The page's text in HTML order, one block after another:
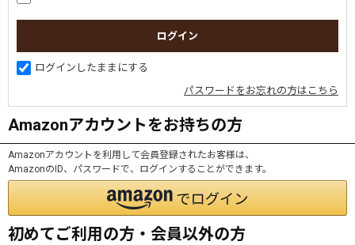
ログインしたままにする
パスワードをお忘れの方はこちら
Amazonアカウントをお持ちの方
Amazonアカウントを利用して会員登録されたお客様は、
AmazonのID、パスワードで、ログインすることができます。
初めてご利用の方・会員以外の方